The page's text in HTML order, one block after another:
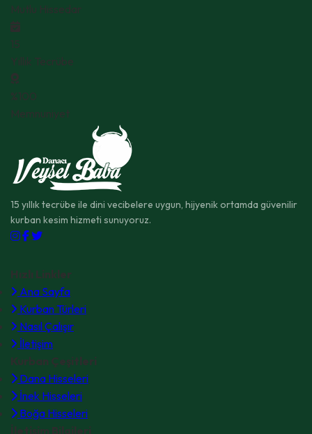
Mutlu Hissedar
15
Yıllık Tecrübe
%100
Memnuniyet
15 yıllık tecrübe ile dini vecibelere uygun, hijyenik ortamda güvenilir
kurban kesim hizmeti sunuyoruz.
Hızlı Linkler
Ana Sayfa
Kurban Türleri
Nasıl Çalışır
İletişim
Kurban Çeşitleri
Dana Hisseleri
İnek Hisseleri
Boğa Hisseleri
İletişim Bilgileri